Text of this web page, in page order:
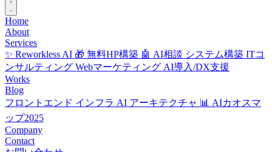
Home
About
Services
✨ Reworkless AI 🎁 無料HP構築 🤖 AI相談 システム構築 ITコ
ンサルティング Webマーケティング AI導入/DX支援
Works
Blog
フロントエンド インフラ AI アーキテクチャ 📊 AIカオスマ
ップ2025
Company
Contact